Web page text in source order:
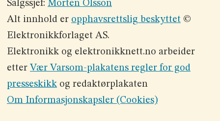
Salgssjef: Morten Olsson
Alt innhold er opphavsrettslig beskyttet©
Elektronikkforlaget AS.
Elektronikk og elektronikknett.no arbeider
etter Vær Varsom-plakatens regler for god
presseskikkog redaktørplakaten
Om Informasjonskapsler (Cookies)